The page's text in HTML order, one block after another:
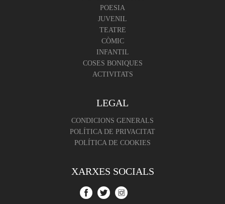
POESIA
JUVENIL
TEATRE
CÒMIC
INFANTIL
COSES BONIQUES
ACTIVITATS
LEGAL
CONDICIONS GENERALS
POLÍTICA DE PRIVACITAT
POLÍTICA DE COOKIES
XARXES SOCIALS